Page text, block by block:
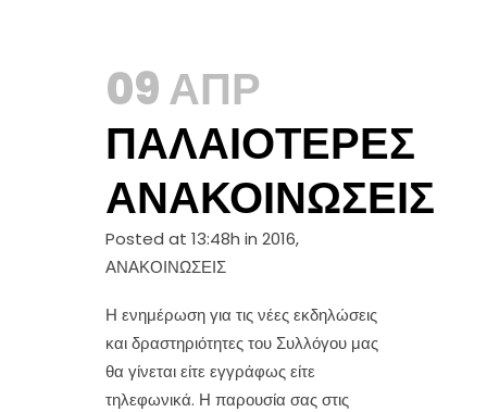
09 ΑΠΡ
ΠΑΛΑΙΌΤΕΡΕΣ
ΑΝΑΚΟΙΝΏΣΕΙΣ
Posted at 13:48h in 2016,
ΑΝΑΚΟΙΝΩΣΕΙΣ
Η ενημέρωση για τις νέες εκδηλώσεις
και δραστηριότητες του Συλλόγου μας
θα γίνεται είτε εγγράφως είτε
τηλεφωνικά. Η παρουσία σας στις